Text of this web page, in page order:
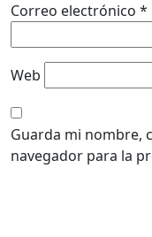
Correo electrónico *
Web
Guarda mi nombre,
navegador para la